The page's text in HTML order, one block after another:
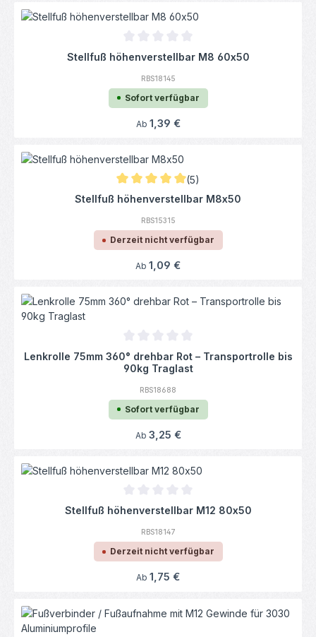
Durchschnittliche Bewertung von 0 von
Stellfuß höhenverstellbar M8 60x50
RBS18145
Sofort verfügbar
Regulärer Preis:
Ab 1,39 €
Durchschnittliche Bewertung von 5 von 5
(5)
Stellfuß höhenverstellbar M8x50
RBS15315
Derzeit nicht verfügbar
Regulärer Preis:
Ab 1,09 €
Durchschnittliche Bewertung von 0 von
Lenkrolle 75mm 360° drehbar Rot – Transportrolle bis
90kg Traglast
RBS18688
Sofort verfügbar
Regulärer Preis:
Ab 3,25 €
Durchschnittliche Bewertung von 0 von
Stellfuß höhenverstellbar M12 80x50
RBS18147
Derzeit nicht verfügbar
Regulärer Preis:
Ab 1,75 €